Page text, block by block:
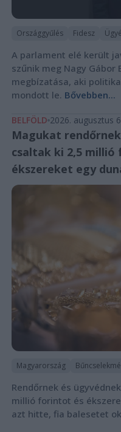
Országgyűlés Fidesz
A parlament elé került
szűnik meg Nagy Gábor
megbízatása, aki
mondott le. Bővebben...
BELFÖLD 2026. augusztus
Magukat
csaltak ki 2,5
ékszereket egy
Magyarország
Rendőrnek és
millió forintot és
azt hitte, fia balesetet